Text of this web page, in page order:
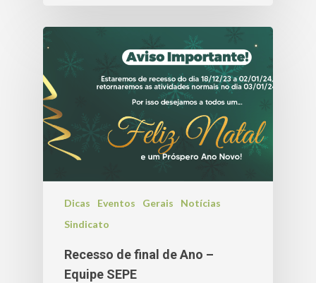
Dicas Eventos Gerais
Notícias
Sindicato
Recesso de final de Ano –
Equipe SEPE